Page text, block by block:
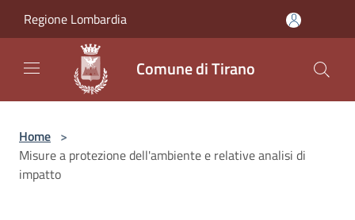
Regione Lombardia
Comune di Tirano
Home >
Misure a protezione dell'ambiente e relative analisi di
impatto